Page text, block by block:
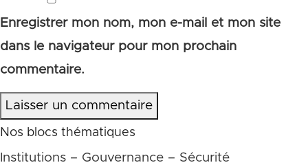
Enregistrer mon nom, mon e-mail et mon site
dans le navigateur pour mon prochain
commentaire.
Laisser un commentaire
Nos blocs thématiques
Institutions – Gouvernance – Sécurité